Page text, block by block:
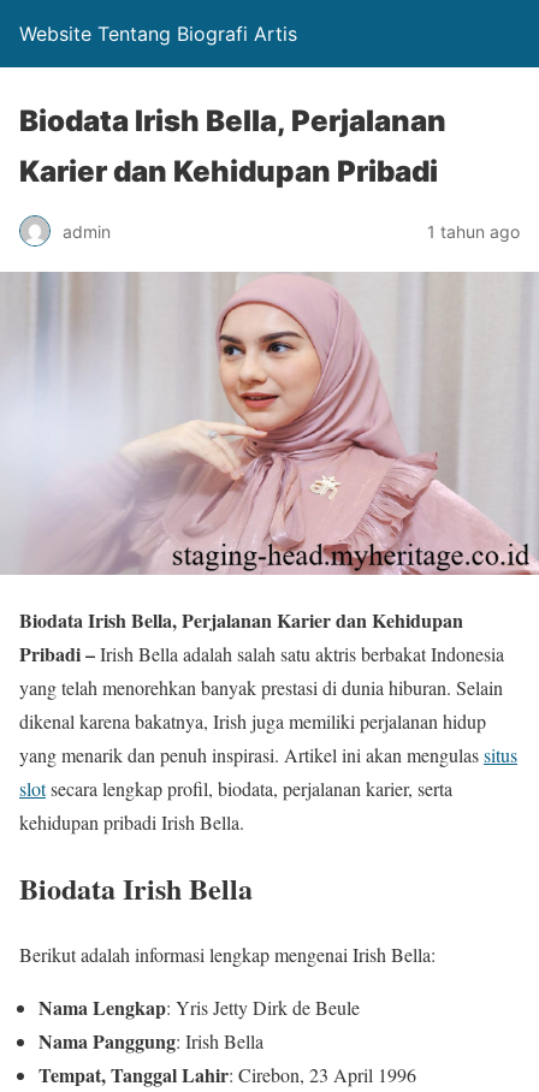
Website Tentang Biografi Artis
Biodata Irish Bella, Perjalanan
Karier dan Kehidupan Pribadi
admin 1 tahun ago
Biodata Irish Bella, Perjalanan Karier dan Kehidupan
Pribadi –Irish Bella adalah salah satu aktris berbakat Indonesia
yang telah menorehkan banyak prestasi di dunia hiburan. Selain
dikenal karena bakatnya, Irish juga memiliki perjalanan hidup
yang menarik dan penuh inspirasi. Artikel ini akan mengulassitus
slotsecara lengkap profil, biodata, perjalanan karier, serta
kehidupan pribadi Irish Bella.
Biodata Irish Bella
Berikut adalah informasi lengkap mengenai Irish Bella:
Nama Lengkap: Yris Jetty Dirk de Beule
Nama Panggung: Irish Bella
Tempat, Tanggal Lahir: Cirebon, 23 April 1996